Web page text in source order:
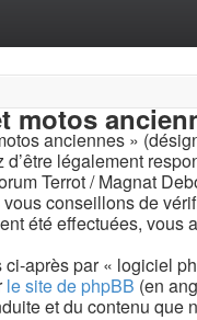
motos
anciennes »
légalement
Terrot / Magnat
conseillons de
été effectuées,
après par « logiciel
le site de phpBB (en
et du contenu